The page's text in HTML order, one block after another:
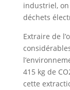
industriel,
déchets
Extraire de
415 kg de
cette